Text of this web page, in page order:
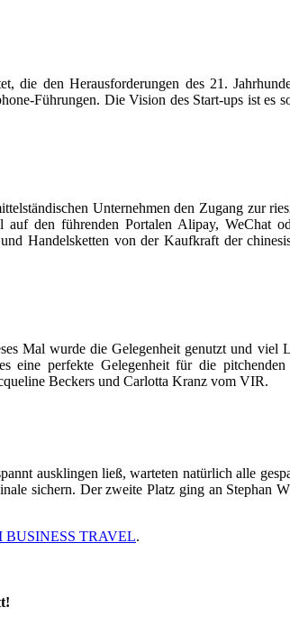
die den Herausforderungen des 21.
Führungen. Die Vision des Start-ups ist es
Unternehmen den Zugang zur
den führenden Portalen Alipay, WeChat
Handelsketten von der Kaufkraft der
Mal wurde die Gelegenheit genutzt und
perfekte Gelegenheit für die
Beckers und Carlotta Kranz vom VIR.
ausklingen ließ, warteten natürlich alle
sichern. Der zweite Platz ging an Stephan
BUSINESS TRAVEL.